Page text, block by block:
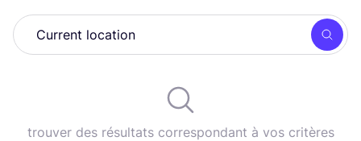
trouver des résultats correspondant à vos critères